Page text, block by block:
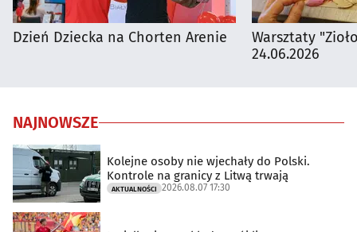
Dzień Dziecka na Chorten Arenie
Warsztaty
24.06.2026
NAJNOWSZE
Kolejne osoby nie wjechały do Polski.
Kontrole na granicy z Litwą trwają
AKTUALNOŚCI 2026.08.07 17:30